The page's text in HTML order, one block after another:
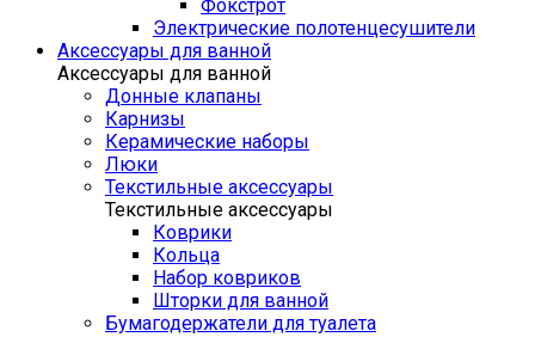
Фокстрот
Электрические полотенцесушители
Аксессуары для ванной
Аксессуары для ванной
Донные клапаны
Карнизы
Керамические наборы
Люки
Текстильные аксессуары
Текстильные аксессуары
Коврики
Кольца
Набор ковриков
Шторки для ванной
Бумагодержатели для туалета